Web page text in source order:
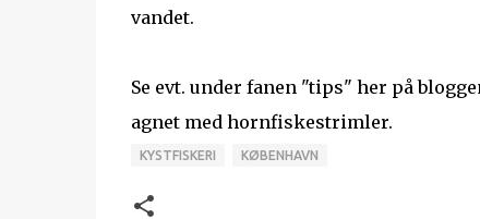
vandet.
Se evt. under fanen "tips" her på
agnet med hornfiskestrimler.
KYSTFISKERI KØBENHAVN